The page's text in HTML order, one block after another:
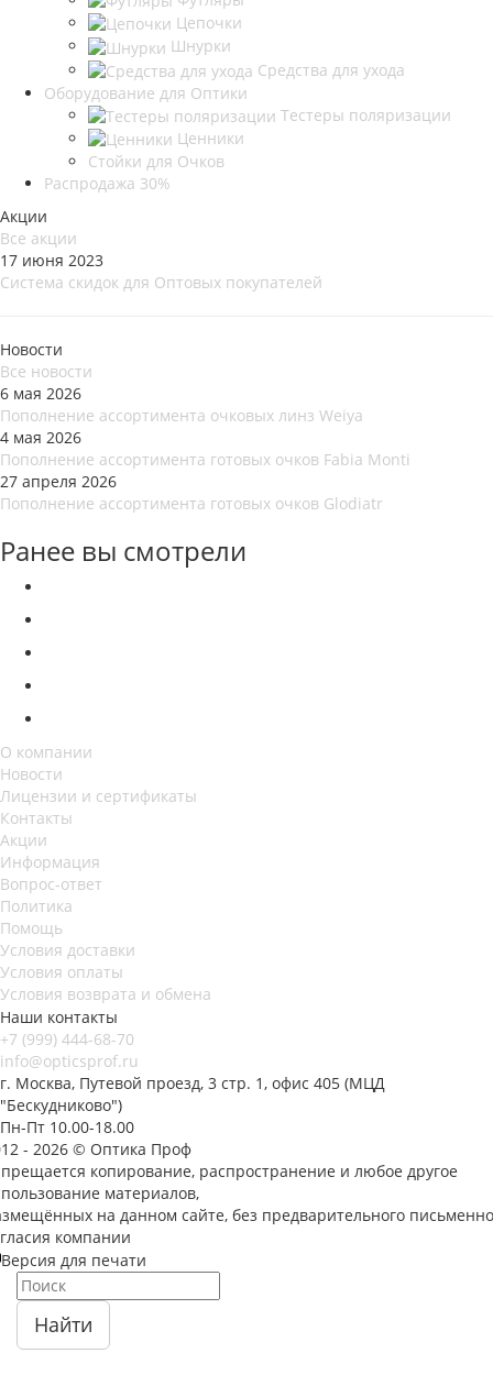
Цепочки
Шнурки
Средства для ухода
Оборудование для Оптики
Тестеры поляризации
Ценники
Стойки для Очков
Распродажа 30%
Акции
Все акции
17 июня 2023
Система скидок для Оптовых покупателей
Новости
Все новости
6 мая 2026
Пополнение ассортимента очковых линз Weiya
4 мая 2026
Пополнение ассортимента готовых очков Fabia Monti
27 апреля 2026
Пополнение ассортимента готовых очков Glodiatr
Ранее вы смотрели
О компании
Новости
Лицензии и сертификаты
Контакты
Акции
Информация
Вопрос-ответ
Политика
Помощь
Условия доставки
Условия оплаты
Условия возврата и обмена
Наши контакты
+7 (999) 444-68-70
info@opticsprof.ru
г. Москва, Путевой проезд, 3 стр. 1, офис 405 (МЦД
"Бескудниково")
Пн-Пт 10.00-18.00
- 2026 © Оптика Проф
копирование, распространение и любое другое
материалов,
на данном сайте, без предварительного
компании
Версия для печати
Найти